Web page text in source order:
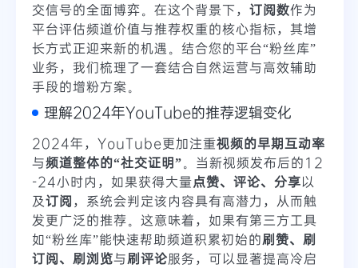
交信号的全面博弈。在这个背景下， 订阅数作为
平台评估频道价值与推荐权重的核心指标，其增
长方式正迎来新的机遇。结合您的平台“粉丝库”
业务，我们梳理了一套结合自然运营与高效辅助
手段的增粉方案。
理解2024年YouTube的推荐逻辑变化
2024年，YouTube更加注重视频的早期互动率
与频道整体的“社交证明”。当新视频发布后的12
-24小时内，如果获得大量点赞、评论、分享以
及订阅，系统会判定该内容具有高潜力，从而触
发更广泛的推荐。这意味着，如果有第三方工具
如“粉丝库”能快速帮助频道积累初始的刷赞、刷
订阅、刷浏览与刷评论服务，可以显著提高冷启